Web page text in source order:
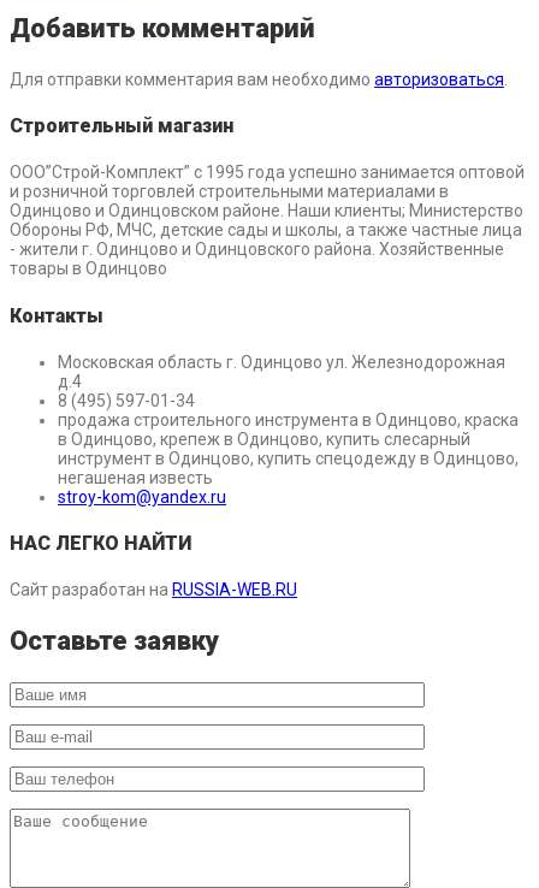
Добавить комментарий
Для отправки комментария вам необходимо авторизоваться
Строительный магазин
ООО”Строй-Комплект” с 1995 года успешно занимается оптовой
и розничной торговлей строительными материалами в
Одинцово и Одинцовском районе. Наши клиенты; Министерство
Обороны РФ, МЧС, детские сады и школы, а также частные лица
- жители г. Одинцово и Одинцовского района. Хозяйственные
товары в Одинцово
Контакты
Московская область г. Одинцово ул. Железнодорожная
д.4
8 (495) 597-01-34
продажа строительного инструмента в Одинцово, краска
в Одинцово, крепеж в Одинцово, купить слесарный
инструмент в Одинцово, купить спецодежду в Одинцово,
негашеная известь
stroy-kom@yandex.ru
НАС ЛЕГКО НАЙТИ
Сайт разработан на RUSSIA-WEB.RU
Оставьте заявку